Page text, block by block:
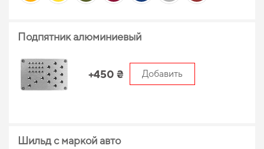
Подпятник алюминиевый
+450 ₴ Добавить
Шильд с маркой авто